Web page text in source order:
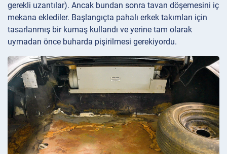
gerekli uzantılar). Ancak bundan sonra tavan döşemesini iç
mekana eklediler. Başlangıçta pahalı erkek takımları için
tasarlanmış bir kumaş kullandı ve yerine tam olarak
uymadan önce buharda pişirilmesi gerekiyordu.